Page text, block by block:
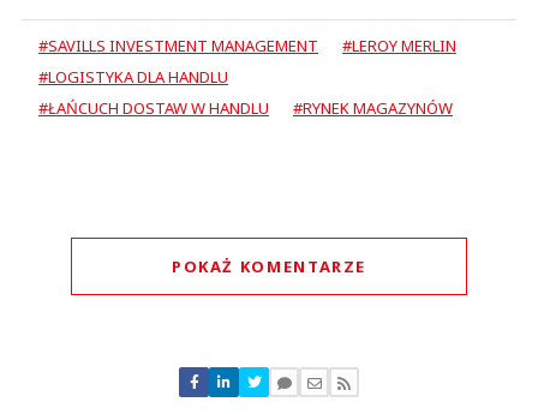
#SAVILLS INVESTMENT MANAGEMENT
#LEROY MERLIN
#LOGISTYKA DLA HANDLU
#ŁAŃCUCH DOSTAW W HANDLU
#RYNEK MAGAZYNÓW
POKAŻ KOMENTARZE
Nie znaleziono komentarzy
Zostaw swoje komentarze